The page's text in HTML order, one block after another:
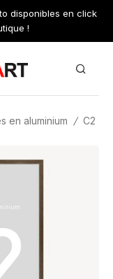
disponibles en click
!
en aluminium / C2